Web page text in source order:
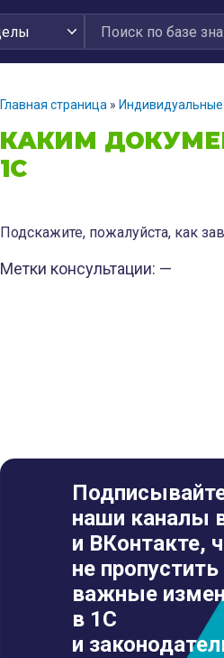
Главная страница »
КАКИМ
1С
Подскажите, пожалуйста, как
Метки консультации: —
наши каналы
и ВКонтакте,
не пропустить
важные
в 1С
и